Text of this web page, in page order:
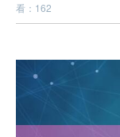
看：162